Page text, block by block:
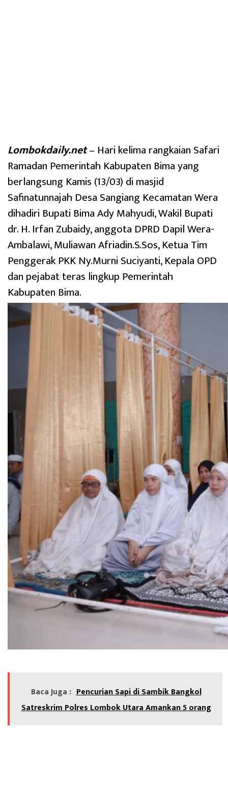
Lombokdaily.net– Hari kelima rangkaian Safari
Ramadan Pemerintah Kabupaten Bima yang
berlangsung Kamis (13/03) di masjid
Safinatunnajah Desa Sangiang Kecamatan Wera
dihadiri Bupati Bima Ady Mahyudi, Wakil Bupati
dr. H. Irfan Zubaidy, anggota DPRD Dapil Wera-
Ambalawi, Muliawan Afriadin.S.Sos, Ketua Tim
Penggerak PKK Ny.Murni Suciyanti, Kepala OPD
dan pejabat teras lingkup Pemerintah
Kabupaten Bima.
Baca Juga : Pencurian Sapi di Sambik Bangkol
Satreskrim Polres Lombok Utara Amankan 5 orang